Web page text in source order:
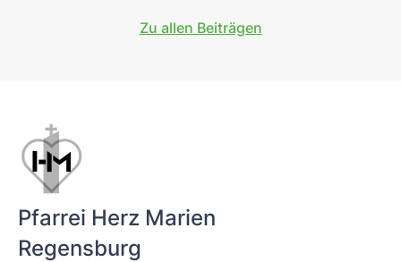
Zu allen Beiträgen
Pfarrei Herz Marien
Regensburg